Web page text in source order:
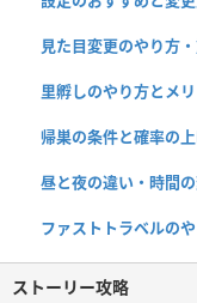
見た目変更のやり方
里孵しのやり方とメ
帰巣の条件と確率の
昼と夜の違い・時間
ファストトラベルの
ストーリー攻略